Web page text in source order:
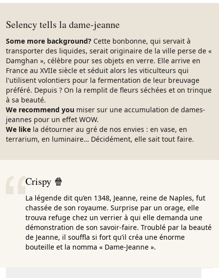
Selency tells la dame-jeanne
Some more background? Cette bonbonne, qui servait à
transporter des liquides, serait originaire de la ville perse de «
Damghan », célèbre pour ses objets en verre. Elle arrive en
France au XVIIe siècle et séduit alors les viticulteurs qui
l'utilisent volontiers pour la fermentation de leur breuvage
préféré. Depuis ? On la remplit de fleurs séchées et on trinque
à sa beauté.
We recommend you miser sur une accumulation de dames-
jeannes pour un effet WOW.
We like la détourner au gré de nos envies : en vase, en
terrarium, en luminaire… Décidément, elle sait tout faire.
Crispy 🍿
La légende dit qu’en 1348, Jeanne, reine de Naples, fut
chassée de son royaume. Surprise par un orage, elle
trouva refuge chez un verrier à qui elle demanda une
démonstration de son savoir-faire. Troublé par la beauté
de Jeanne, il souffla si fort qu’il créa une énorme
bouteille et la nomma « Dame-Jeanne ».